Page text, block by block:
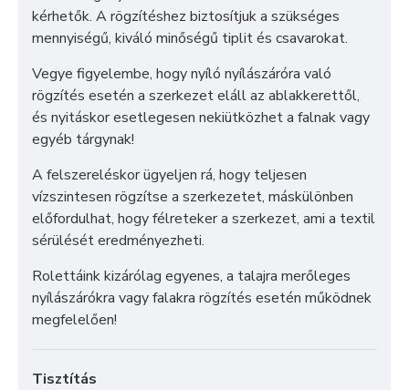
kérhetők. A rögzítéshez biztosítjuk a szükséges
mennyiségű, kiváló minőségű tiplit és csavarokat.
Vegye figyelembe, hogy nyíló nyílászáróra való
rögzítés esetén a szerkezet eláll az ablakkerettől,
és nyitáskor esetlegesen nekiütközhet a falnak vagy
egyéb tárgynak!
A felszereléskor ügyeljen rá, hogy teljesen
vízszintesen rögzítse a szerkezetet, máskülönben
előfordulhat, hogy félreteker a szerkezet, ami a textil
sérülését eredményezheti.
Rolettáink kizárólag egyenes, a talajra merőleges
nyílászárókra vagy falakra rögzítés esetén működnek
megfelelően!
Tisztítás